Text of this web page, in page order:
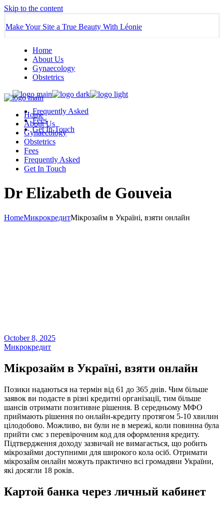
Skip to the content
Make Your Site a True Beauty With Léonie
Home
About Us
Gynaecology
Obstetrics
Frequently Asked
Fees
Get In Touch
Home
About Us
Gynaecology
Obstetrics
Fees
Frequently Asked
Get In Touch
Dr Elizabeth de Gouveia
HomeМикрокредитМікрозайм в Україні, взяти онлайн
October 8, 2025
Микрокредит
Мікрозайм в Україні, взяти онлайн
Позики надаються на термін від 61 до 365 днів. Чим більше
заявок ви подасте в різні кредитні організації, тим більше
шансів отримати позитивне рішення. В середньому МФО
приймають рішення по онлайн-кредиту протягом 5-10 хвилин
цілодобово. Можливо, ви були не в мережі, коли повинна була
прийти смс з перевірочним код для оформлення кредиту.
Підтвердження доходу зазвичай не вимагається, що робить
мікрозайми доступними для широкого кола осіб. Отримати
мікрозайм онлайн можуть практично всі громадяни України,
які досягли 18 років.
Картой банка через личный кабинет